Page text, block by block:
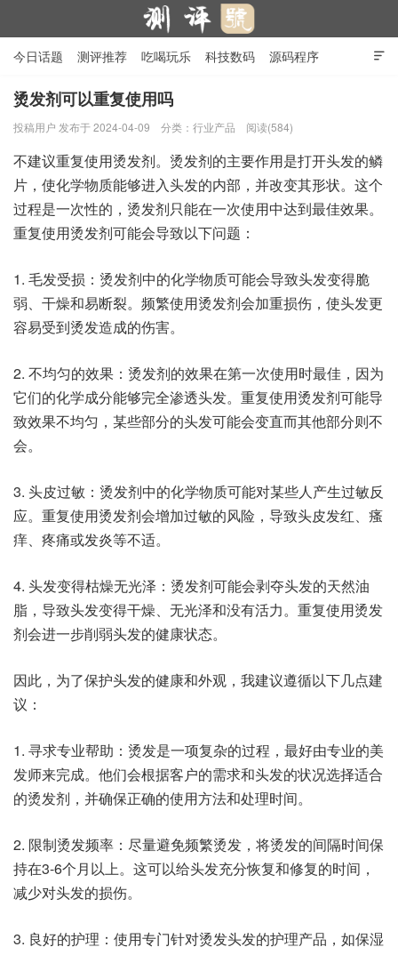

今日话题 测评推荐 吃喝玩乐 科技数码 源码程序
行业产品 在线投稿 隐私政策
烫发剂可以重复使用吗
投稿用户 发布于 2024-04-09 分类： 行业产品 阅读(584)
不建议重复使用烫发剂。烫发剂的主要作用是打开头发的鳞
片，使化学物质能够进入头发的内部，并改变其形状。这个
过程是一次性的，烫发剂只能在一次使用中达到最佳效果。
重复使用烫发剂可能会导致以下问题：
1. 毛发受损：烫发剂中的化学物质可能会导致头发变得脆
弱、干燥和易断裂。频繁使用烫发剂会加重损伤，使头发更
容易受到烫发造成的伤害。
2. 不均匀的效果：烫发剂的效果在第一次使用时最佳，因为
它们的化学成分能够完全渗透头发。重复使用烫发剂可能导
致效果不均匀，某些部分的头发可能会变直而其他部分则不
会。
3. 头皮过敏：烫发剂中的化学物质可能对某些人产生过敏反
应。重复使用烫发剂会增加过敏的风险，导致头皮发红、瘙
痒、疼痛或发炎等不适。
4. 头发变得枯燥无光泽：烫发剂可能会剥夺头发的天然油
脂，导致头发变得干燥、无光泽和没有活力。重复使用烫发
剂会进一步削弱头发的健康状态。
因此，为了保护头发的健康和外观，我建议遵循以下几点建
议：
1. 寻求专业帮助：烫发是一项复杂的过程，最好由专业的美
发师来完成。他们会根据客户的需求和头发的状况选择适合
的烫发剂，并确保正确的使用方法和处理时间。
2. 限制烫发频率：尽量避免频繁烫发，将烫发的间隔时间保
持在3-6个月以上。这可以给头发充分恢复和修复的时间，
减少对头发的损伤。
3. 良好的护理：使用专门针对烫发头发的护理产品，如保湿